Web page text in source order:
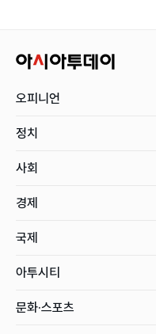
오피니언
정치
사회
경제
국제
아투시티
문화·스포츠